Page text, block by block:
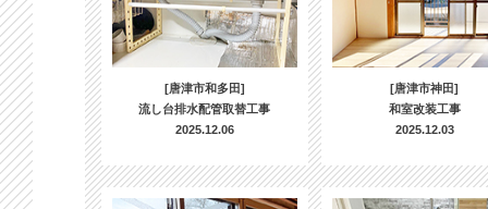
[唐津市和多田]
流し台排水配管取替工事
2025.12.06
[唐津市神田]
和室改装工事
2025.12.03